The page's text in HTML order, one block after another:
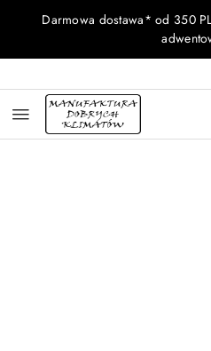
Przejdź do treści
Przejdź do wyszukiwarki
Przejdź do moje konto
Przejdź do menu
Przejdź do opisu
Przejdź do stopki
Darmowa dostawa* od 350